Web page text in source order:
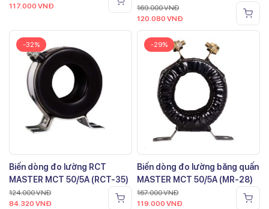
117.000 VNĐ 169.000VNĐ
120.080 VNĐ
-32%
Biến dòng đo lường RCT
MASTER MCT 50/5A (RCT-35)
124.000VNĐ
84.320 VNĐ
-29%
Biến dòng đo lường băng quấn
MASTER MCT 50/5A (MR-28)
167.000VNĐ
119.000 VNĐ